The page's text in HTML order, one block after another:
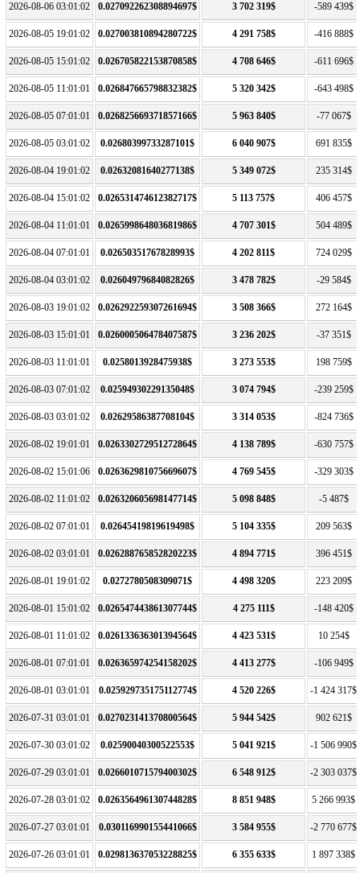
2026-08-06 03:01:02 0.027092262308894697$ 3 702 319$ -589 439$
2026-08-05 19:01:02 0.027003810894280722$ 4 291 758$ -416 888$
2026-08-05 15:01:02 0.026705822153870858$ 4 708 646$ -611 696$
2026-08-05 11:01:01 0.026847665798832382$ 5 320 342$ -643 498$
2026-08-05 07:01:01 0.026825669371857166$ 5 963 840$ -77 067$
2026-08-05 03:01:02 0.02680399733287101$ 6 040 907$ 691 835$
2026-08-04 19:01:02 0.02632081640277138$ 5 349 072$ 235 314$
2026-08-04 15:01:02 0.026531474612382717$ 5 113 757$ 406 457$
2026-08-04 11:01:01 0.026599864803681986$ 4 707 301$ 504 489$
2026-08-04 07:01:01 0.02650351767828993$ 4 202 811$ 724 029$
2026-08-04 03:01:02 0.02604979684082826$ 3 478 782$ -29 584$
2026-08-03 19:01:02 0.026292259307261694$ 3 508 366$ 272 164$
2026-08-03 15:01:01 0.026000506478407587$ 3 236 202$ -37 351$
2026-08-03 11:01:01 0.0258013928475938$ 3 273 553$ 198 759$
2026-08-03 07:01:02 0.02594930229135048$ 3 074 794$ -239 259$
2026-08-03 03:01:02 0.02629586387708104$ 3 314 053$ -824 736$
2026-08-02 19:01:01 0.026330272951272864$ 4 138 789$ -630 757$
2026-08-02 15:01:06 0.026362981075669607$ 4 769 545$ -329 303$
2026-08-02 11:01:02 0.026320605698147714$ 5 098 848$ -5 487$
2026-08-02 07:01:01 0.02645419819619498$ 5 104 335$ 209 563$
2026-08-02 03:01:01 0.026288765852820223$ 4 894 771$ 396 451$
2026-08-01 19:01:02 0.0272780508309071$ 4 498 320$ 223 209$
2026-08-01 15:01:02 0.026547443861307744$ 4 275 111$ -148 420$
2026-08-01 11:01:02 0.026133636301394564$ 4 423 531$ 10 254$
2026-08-01 07:01:01 0.026365974254158202$ 4 413 277$ -106 949$
2026-08-01 03:01:01 0.025929735175112774$ 4 520 226$ -1 424 317$
2026-07-31 03:01:01 0.027023141370800564$ 5 944 542$ 902 621$
2026-07-30 03:01:02 0.02590040300522553$ 5 041 921$ -1 506 990$
2026-07-29 03:01:01 0.026601071579400302$ 6 548 912$ -2 303 037$
2026-07-28 03:01:02 0.026356496130744828$ 8 851 948$ 5 266 993$
2026-07-27 03:01:01 0.030116990155441066$ 3 584 955$ -2 770 677$
2026-07-26 03:01:01 0.029813637053228825$ 6 355 633$ 1 897 338$